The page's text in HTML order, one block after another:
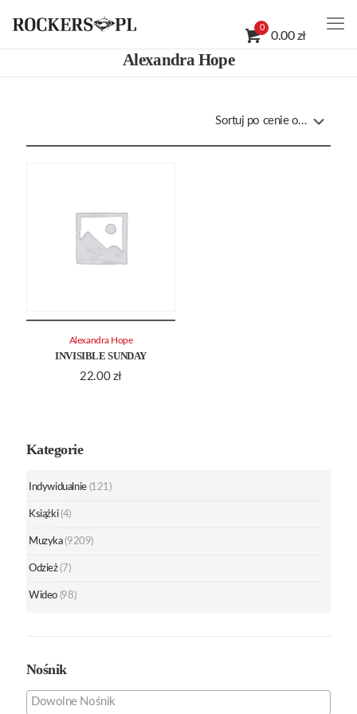
0
0.00 zł
Alexandra Hope
INVISIBLE SUNDAY
22.00 zł
Alexandra Hope
Kategorie
Indywidualnie (121)
Książki (4)
Muzyka (9209)
Odzież (7)
Wideo (98)
Nośnik